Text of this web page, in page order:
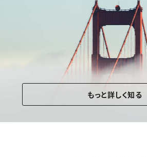
もっと詳しく知る